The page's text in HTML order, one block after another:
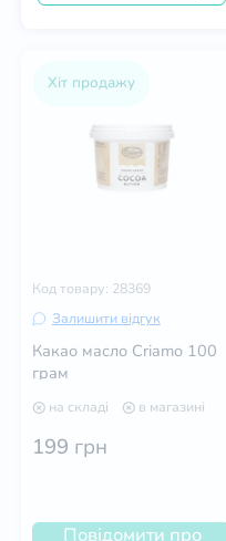
Хіт продажу
Код товару: 28369
Залишити відгук
Какао масло Criamo 100
грам
на складі в магазині
199 грн
Повідомити про